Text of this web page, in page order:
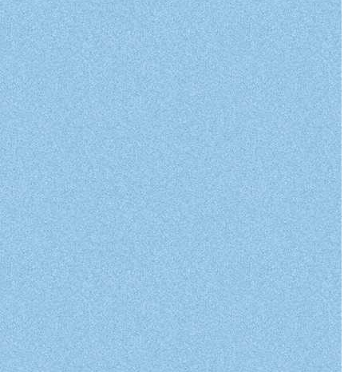
月
別
表
示